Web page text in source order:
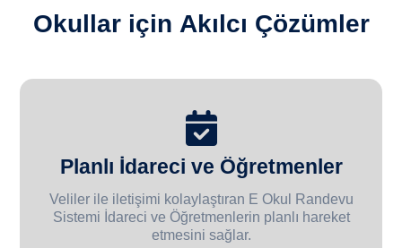
Okullar için Akılcı Çözümler
Planlı İdareci ve Öğretmenler
Veliler ile iletişimi kolaylaştıran E Okul Randevu
Sistemi İdareci ve Öğretmenlerin planlı hareket
etmesini sağlar.